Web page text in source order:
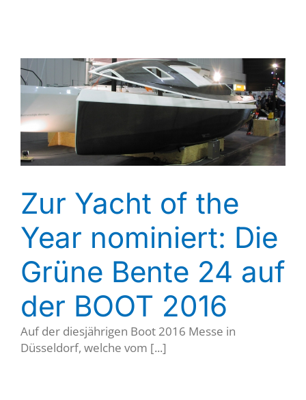
Zur Yacht of the
Year nominiert: Die
Grüne Bente 24 auf
der BOOT 2016
Auf der diesjährigen Boot 2016 Messe in
Düsseldorf, welche vom [...]